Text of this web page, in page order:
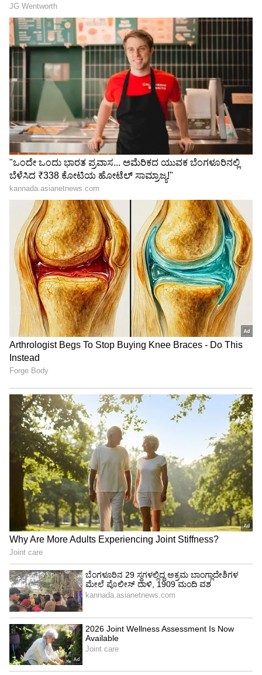
ಮೀನ ರಾಶಿ (Pisces)
ಮೀನ ರಾಶಿಯವರು ಸೂಕ್ಷ್ಮ ವ್ಯಕ್ತಿಗಳು. ಭಾವನಾತ್ಮಕ
ಮಟ್ಟದಲ್ಲಿ ಇತರರೊಂದಿಗೆ ಸಂಪರ್ಕ ಸಾಧಿಸುವ ಸಹಜ
ಸಾಮರ್ಥ್ಯವನ್ನು ಅವರು ಹೊಂದಿದ್ದಾರೆ. ಯಾರಾದ್ರೂ ಸುಳ್ಳು
ಹೇಳಿದ್ರೆ ಅವರಿಗೆ ಬೇಗನೆ ತಿಳಿಯುತ್ತೆ. ಈ ರಾಶಿಯವರು ಬಾಡಿ
ಲಾಂಗ್ವೇಜ್ (Body Language), ಧ್ವನಿ ಮತ್ತು ಮುಖದಲ್ಲಿನ
ಬದಲಾವಣೆ ಗಮನಿಸುವ ಮೂಲಕ ಸುಳ್ಳನ್ನು
ಅರ್ಥಮಾಡಿಕೊಳ್ಳುತ್ತಾರೆ.
4
6